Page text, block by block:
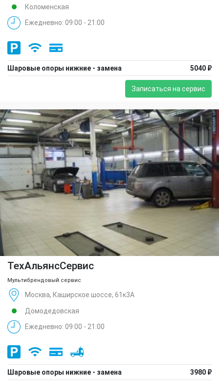
Коломенская
Ежедневно: 09:00 - 21:00
Шаровые опоры нижние - замена 5040 ₽
Записаться на сервис
ТехАльянсСервис
Мультибрендовый сервис
Москва, Каширское шоссе, 61к3А
Домодедовская
Ежедневно: 09:00 - 21:00
Шаровые опоры нижние - замена 3980 ₽